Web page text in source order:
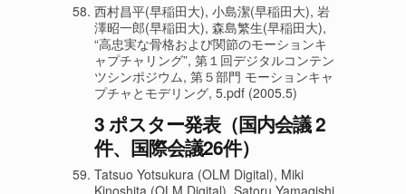
西村昌平(早稲田大), 小島潔(早稲田大), 岩
澤昭一郎(早稲田大), 森島繁生(早稲田大),
“高忠実な骨格および関節のモーションキ
ャプチャリング”, 第１回デジタルコンテン
ツシンポジウム, 第５部門 モーションキャ
プチャとモデリング, 5.pdf (2005.5)
3 ポスター発表（国内会議 2
件、国際会議26件）
Tatsuo Yotsukura (OLM Digital), Miki
Kinoshita (OLM Digital), Satoru Yamagishi